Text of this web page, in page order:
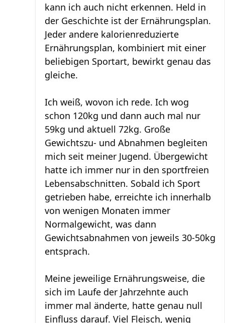
kann ich auch nicht erkennen. Held in
der Geschichte ist der Ernährungsplan.
Jeder andere kalorienreduzierte
Ernährungsplan, kombiniert mit einer
beliebigen Sportart, bewirkt genau das
gleiche.
Ich weiß, wovon ich rede. Ich wog
schon 120kg und dann auch mal nur
59kg und aktuell 72kg. Große
Gewichtszu- und Abnahmen begleiten
mich seit meiner Jugend. Übergewicht
hatte ich immer nur in den sportfreien
Lebensabschnitten. Sobald ich Sport
getrieben habe, erreichte ich innerhalb
von wenigen Monaten immer
Normalgewicht, was dann
Gewichtsabnahmen von jeweils 30-50kg
entsprach.
Meine jeweilige Ernährungsweise, die
sich im Laufe der Jahrzehnte auch
immer mal änderte, hatte genau null
Einfluss darauf. Viel Fleisch, wenig